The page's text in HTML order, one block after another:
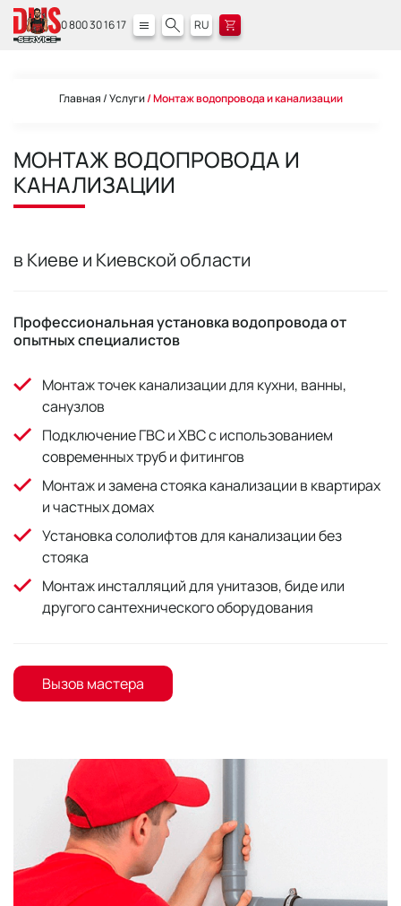
0 800 30 16 17 RU
Главная Услуги Монтаж водопровода и канализации
МОНТАЖ ВОДОПРОВОДА И
КАНАЛИЗАЦИИ
в Киеве и Киевской области
Профессиональная установка водопровода от
опытных специалистов
Монтаж точек канализации для кухни, ванны,
санузлов
Подключение ГВС и ХВС с использованием
современных труб и фитингов
Монтаж и замена стояка канализации в квартирах
и частных домах
Установка сололифтов для канализации без
стояка
Монтаж инсталляций для унитазов, биде или
другого сантехнического оборудования
Вызов мастера